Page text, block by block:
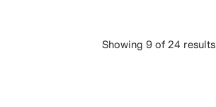
Showing 9 of 24 results